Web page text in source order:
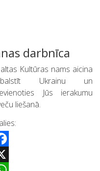
darbnīca
Kultūras nams aicina
Ukrainu un
Jūs ierakumu
liešanā.